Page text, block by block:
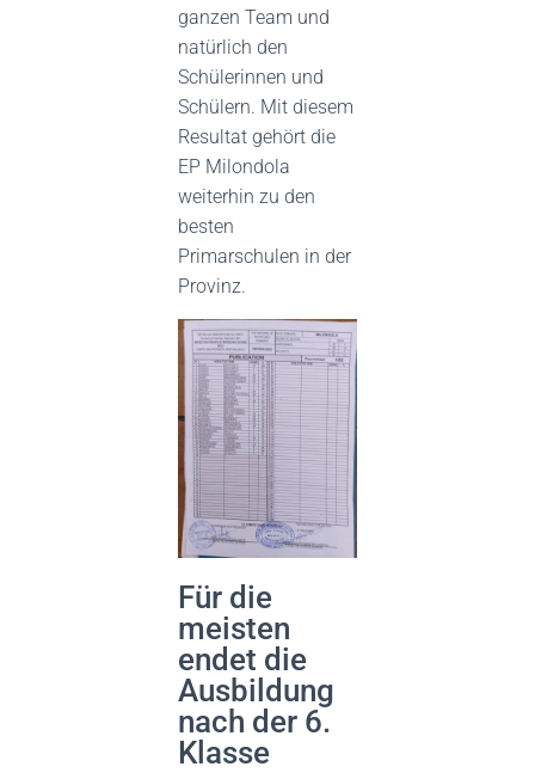
ganzen Team und
natürlich den
Schülerinnen und
Schülern. Mit diesem
Resultat gehört die
EP Milondola
weiterhin zu den
besten
Primarschulen in der
Provinz.
Für die
meisten
endet die
Ausbildung
nach der 6.
Klasse